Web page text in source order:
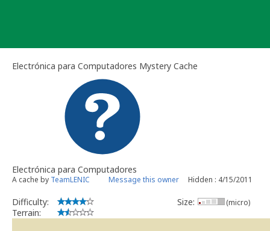
Electrónica para Computadores Mystery Cache
Electrónica para Computadores
A cache by TeamLENIC Message this owner Hidden : 4/15/2011
Difficulty:
Terrain:
Size: (micro)